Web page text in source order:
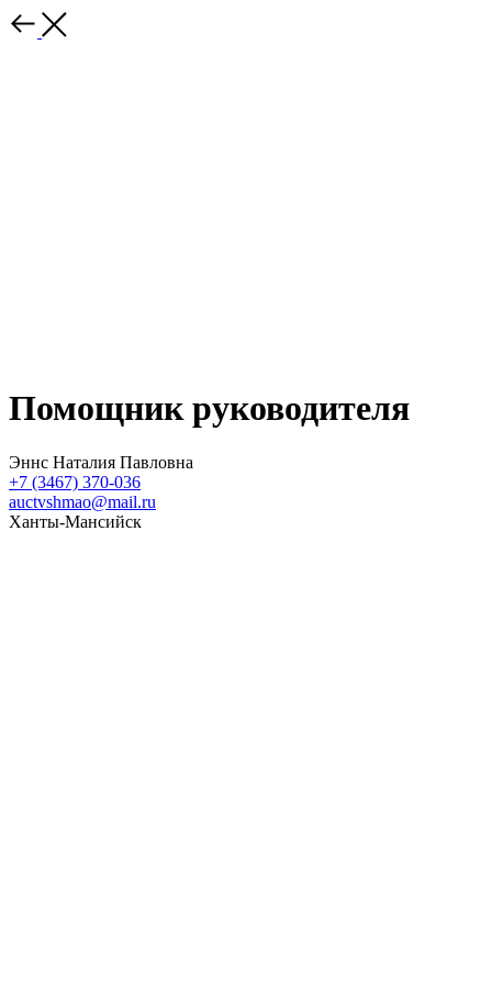
Помощник руководителя
Эннс Наталия Павловна
+7 (3467) 370-036
auctvshmao@mail.ru
Ханты-Мансийск